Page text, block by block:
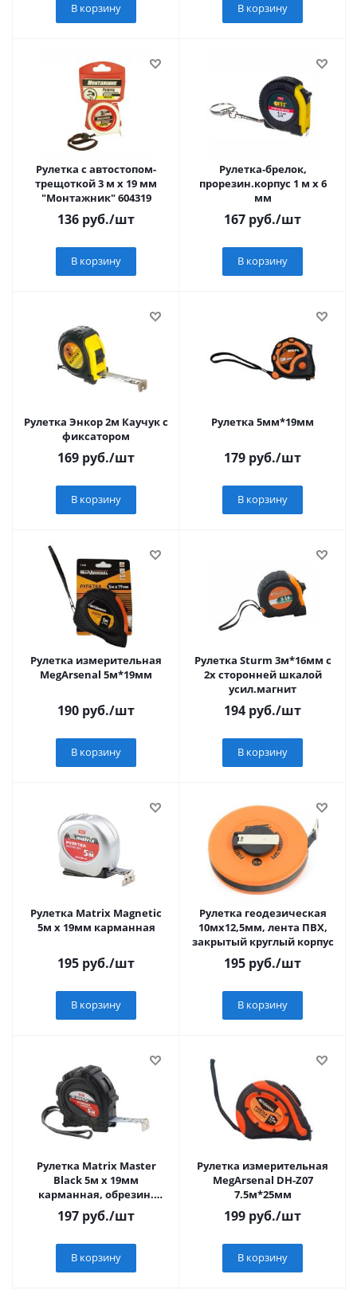
В корзину В корзину
Рулетка с автостопом-
трещоткой 3 м х 19 мм
"Монтажник" 604319
136 руб./шт
В корзину
Рулетка-брелок,
прорезин.корпус 1 м x 6
мм
167 руб./шт
В корзину
Рулетка Энкор 2м Каучук с
фиксатором
169 руб./шт
В корзину
Рулетка 5мм*19мм
179 руб./шт
В корзину
Рулетка измерительная
MegArsenal 5м*19мм
190 руб./шт
В корзину
Рулетка Sturm 3м*16мм с
2х сторонней шкалой
усил.магнит
194 руб./шт
В корзину
Рулетка Matrix Magnetic
5м х 19мм карманная
195 руб./шт
В корзину
Рулетка геодезическая
10мх12,5мм, лента ПВХ,
закрытый круглый корпус
195 руб./шт
В корзину
Рулетка Matrix Master
Black 5м х 19мм
карманная, обрезин.
корпус
197 руб./шт
В корзину
Рулетка измерительная
MegArsenal DH-Z07
7.5м*25мм
199 руб./шт
В корзину